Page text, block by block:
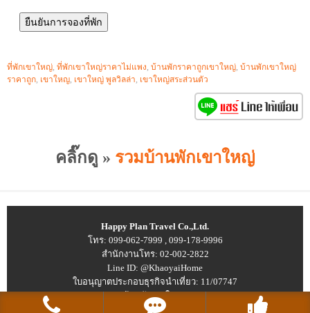
ที่พักเขาใหญ่, ที่พักเขาใหญ่ราคาไม่แพง, บ้านพักราคาถูกเขาใหญ่, บ้านพักเขาใหญ่
ราคาถูก, เขาใหญ, เขาใหญ่ พูลวิลล่า, เขาใหญ่สระส่วนตัว
คลิ๊กดู » รวมบ้านพักเขาใหญ่
Happy Plan Travel Co.,Ltd.
โทร: 099-062-7999 , 099-178-9996
สำนักงานโทร: 02-002-2822
Line ID: @KhaoyaiHome
ใบอนุญาตประกอบธุรกิจนำเที่ยว: 11/07747
© 2026บ้านพักเขาใหญ่ ราคาถูก